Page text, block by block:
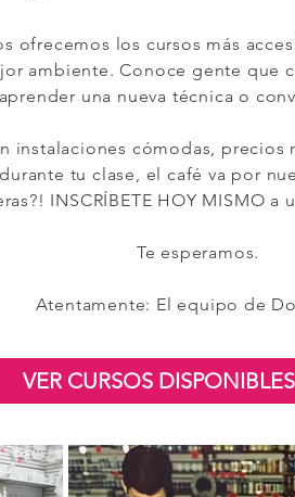
ofrecemos los cursos más
ambiente. Conoce gente que
una nueva técnica o
instalaciones cómodas, precios
durante tu clase, el café va por
INSCRÍBETE HOY MISMO
Te esperamos.
Atentamente: El equipo de
VER CURSOS